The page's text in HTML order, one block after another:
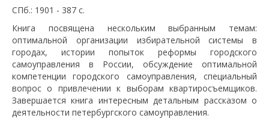
СПб.: 1901 - 387 с.
Книга посвящена нескольким выбранным темам:
оптимальной организации избирательной системы в
городах, истории попыток реформы городского
самоуправления в России, обсуждение оптимальной
компетенции городского самоуправления, специальный
вопрос о привлечении к выборам квартиросъемщиков.
Завершается книга интересным детальным рассказом о
деятельности петербургского самоуправления.